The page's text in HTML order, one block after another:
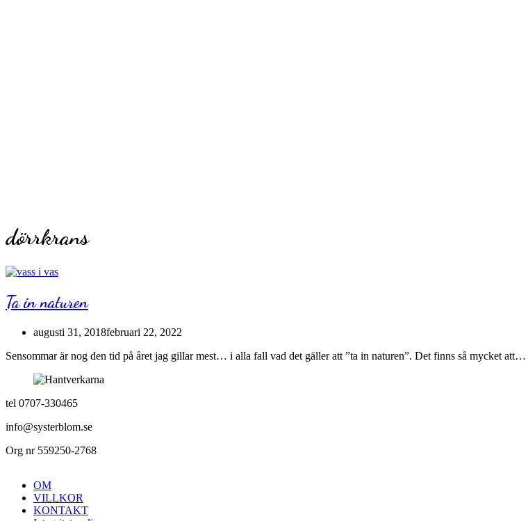
dörrkrans
Ta in naturen
augusti 31, 2018februari 22, 2022
Sensommar är nog den tid på året jag gillar mest… i alla fall vad det gäller att ”ta in naturen”. Det finns så mycket att…
tel 0707-330465
info@systerblom.se
Org nr 559250-2768
OM
VILLKOR
KONTAKT